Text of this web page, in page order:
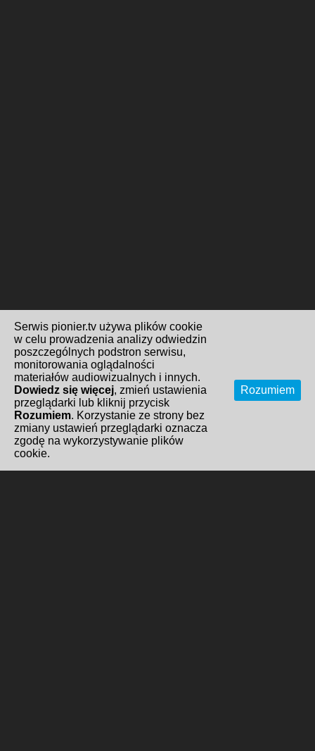
Serwis pionier.tv używa plików cookie
w celu prowadzenia analizy odwiedzin
poszczególnych podstron serwisu,
monitorowania oglądalności
materiałów audiowizualnych i innych.
Dowiedz się więcej, zmień ustawienia
przeglądarki lub kliknij przycisk
Rozumiem. Korzystanie ze strony bez
zmiany ustawień przeglądarki oznacza
zgodę na wykorzystywanie plików
cookie.
Rozumiem